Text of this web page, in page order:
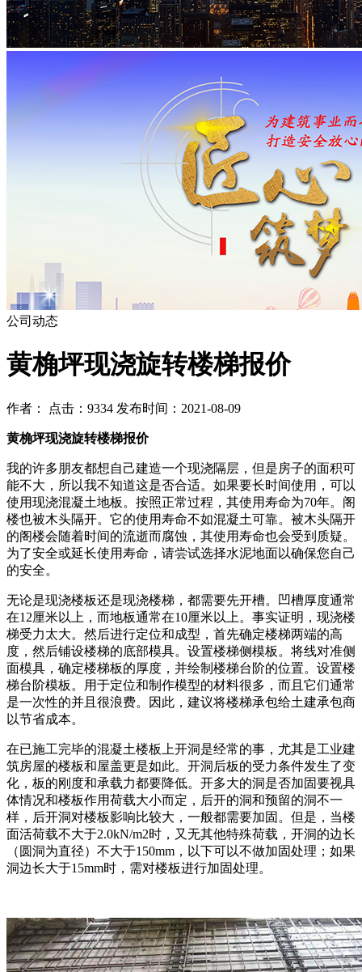
公司动态
黄桷坪现浇旋转楼梯报价
作者： 点击：9334 发布时间：2021-08-09
黄桷坪现浇旋转楼梯报价
我的许多朋友都想自己建造一个现浇隔层，但是房子的面积可
能不大，所以我不知道这是否合适。如果要长时间使用，可以
使用现浇混凝土地板。按照正常过程，其使用寿命为70年。阁
楼也被木头隔开。它的使用寿命不如混凝土可靠。被木头隔开
的阁楼会随着时间的流逝而腐蚀，其使用寿命也会受到质疑。
为了安全或延长使用寿命，请尝试选择水泥地面以确保您自己
的安全。
无论是现浇楼板还是现浇楼梯，都需要先开槽。凹槽厚度通常
在12厘米以上，而地板通常在10厘米以上。事实证明，现浇楼
梯受力太大。然后进行定位和成型，首先确定楼梯两端的高
度，然后铺设楼梯的底部模具。设置楼梯侧模板。将线对准侧
面模具，确定楼梯板的厚度，并绘制楼梯台阶的位置。设置楼
梯台阶模板。用于定位和制作模型的材料很多，而且它们通常
是一次性的并且很浪费。因此，建议将楼梯承包给土建承包商
以节省成本。
在已施工完毕的混凝土楼板上开洞是经常的事，尤其是工业建
筑房屋的楼板和屋盖更是如此。开洞后板的受力条件发生了变
化，板的刚度和承载力都要降低。开多大的洞是否加固要视具
体情况和楼板作用荷载大小而定，后开的洞和预留的洞不一
样，后开洞对楼板影响比较大，一般都需要加固。但是，当楼
面活荷载不大于2.0kN/m2时，又无其他特殊荷载，开洞的边长
（圆洞为直径）不大于150mm，以下可以不做加固处理；如果
洞边长大于15mm时，需对楼板进行加固处理。